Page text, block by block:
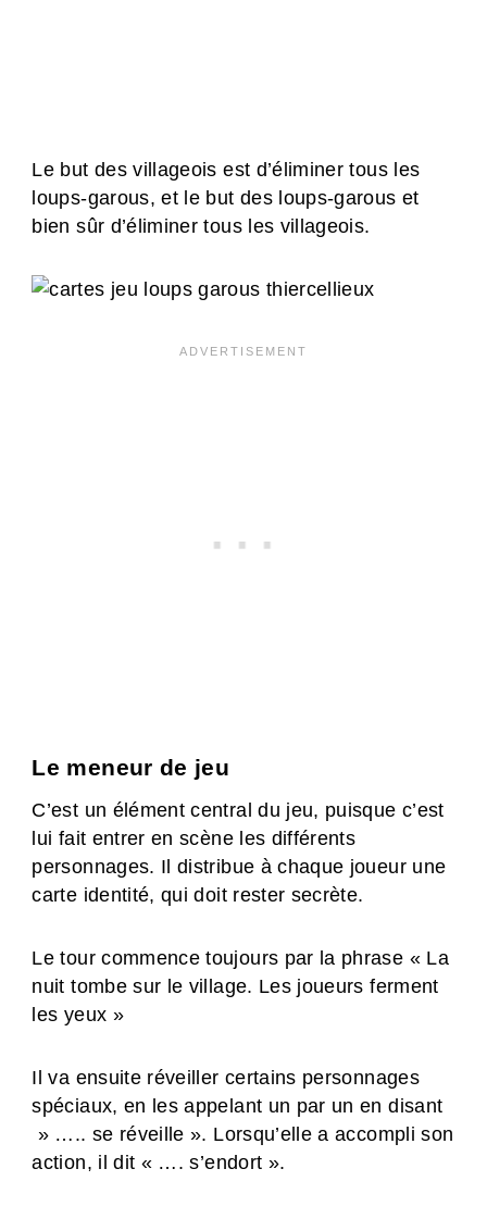
Le but des villageois est d’éliminer tous les
loups-garous, et le but des loups-garous et
bien sûr d’éliminer tous les villageois.
Le meneur de jeu
C’est un élément central du jeu, puisque c’est
lui fait entrer en scène les différents
personnages. Il distribue à chaque joueur une
carte identité, qui doit rester secrète.
Le tour commence toujours par la phrase « La
nuit tombe sur le village. Les joueurs ferment
les yeux »
Il va ensuite réveiller certains personnages
spéciaux, en les appelant un par un en disant
» ….. se réveille ». Lorsqu’elle a accompli son
action, il dit « …. s’endort ».